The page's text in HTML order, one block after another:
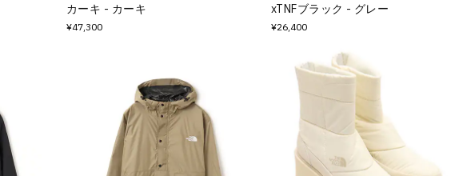
カーキ - カーキ
¥47,300
xTNFブラック - グレー
¥26,400